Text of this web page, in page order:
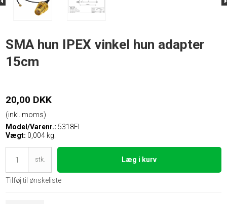
SMA hun IPEX vinkel hun adapter
15cm
20,00 DKK
(inkl. moms)
Model/Varenr.: 5318FI
Vægt: 0,004 kg.
stk. Læg i kurv
Tilføj til ønskeliste